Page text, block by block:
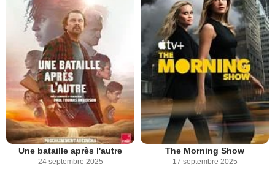
Une bataille après l'autre
24 septembre 2025
The Morning Show
17 septembre 2025